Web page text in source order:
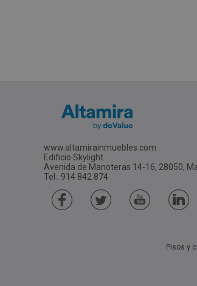
www.altamirainmuebles.com
Edificio Skylight
Avenida de Manoteras 14-16, 28050,
Tel.: 914 842 874
Pisos y